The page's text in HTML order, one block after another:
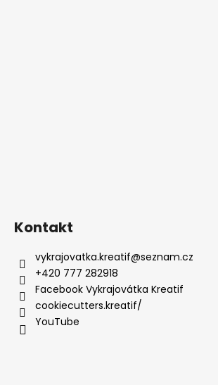
Kontakt
vykrajovatka.kreatif@seznam.cz
+420 777 282918
Facebook Vykrajovátka Kreatif
cookiecutters.kreatif/
YouTube